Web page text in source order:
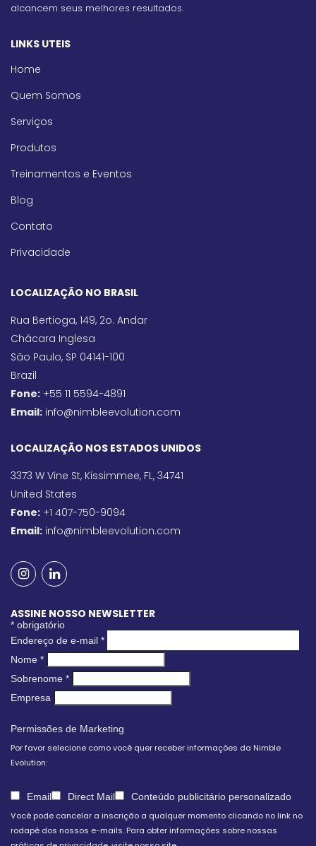
alcancem seus melhores resultados.
LINKS UTEIS
Home
Quem Somos
Serviços
Produtos
Treinamentos e Eventos
Blog
Contato
Privacidade
LOCALIZAÇÃO NO BRASIL
Rua Bertioga, 149, 2o. Andar
Chácara Inglesa
São Paulo, SP 04141-100
Brazil
Fone: +55 11 5594-4891
Email: info@nimbleevolution.com
LOCALIZAÇÃO NOS ESTADOS UNIDOS
3373 W Vine St, Kissimmee, FL, 34741
United States
Fone: +1 407-750-9094
Email: info@nimbleevolution.com
ASSINE NOSSO NEWSLETTER
* obrigatório
Endereço de e-mail *
Nome *
Sobrenome *
Empresa
Permissões de Marketing
Por favor selecione como você quer receber informações da Nimble
Evolution:
Email Direct Mail
Conteúdo publicitário personalizado
Você pode cancelar a inscrição a qualquer momento clicando no link no
rodapé dos nossos e-mails. Para obter informações sobre nossas